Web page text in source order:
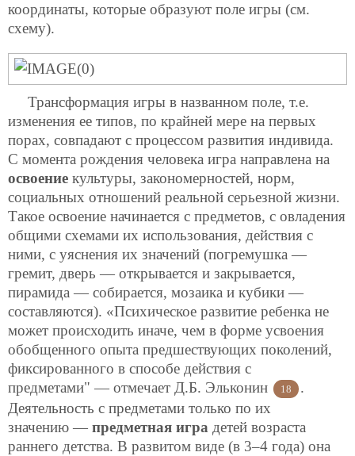
координаты, которые образуют поле игры (см.
схему).
Трансформация игры в названном поле, т.е.
изменения ее типов, по крайней мере на первых
порах, совпадают с процессом развития индивида.
С момента рождения человека игра направлена на
освоение культуры, закономерностей, норм,
социальных отношений реальной серьезной жизни.
Такое освоение начинается с предметов, с овладения
общими схемами их использования, действия с
ними, с уяснения их значений (погремушка —
гремит, дверь — открывается и закрывается,
пирамида — собирается, мозаика и кубики —
составляются). «Психическое развитие ребенка не
может происходить иначе, чем в форме усвоения
обобщенного опыта предшествующих поколений,
фиксированного в способе действия с
предметами" — отмечает Д.Б. Эльконин
18
.
Деятельность с предметами только по их
значению — предметная игра детей возраста
раннего детства. В развитом виде (в 3–4 года) она